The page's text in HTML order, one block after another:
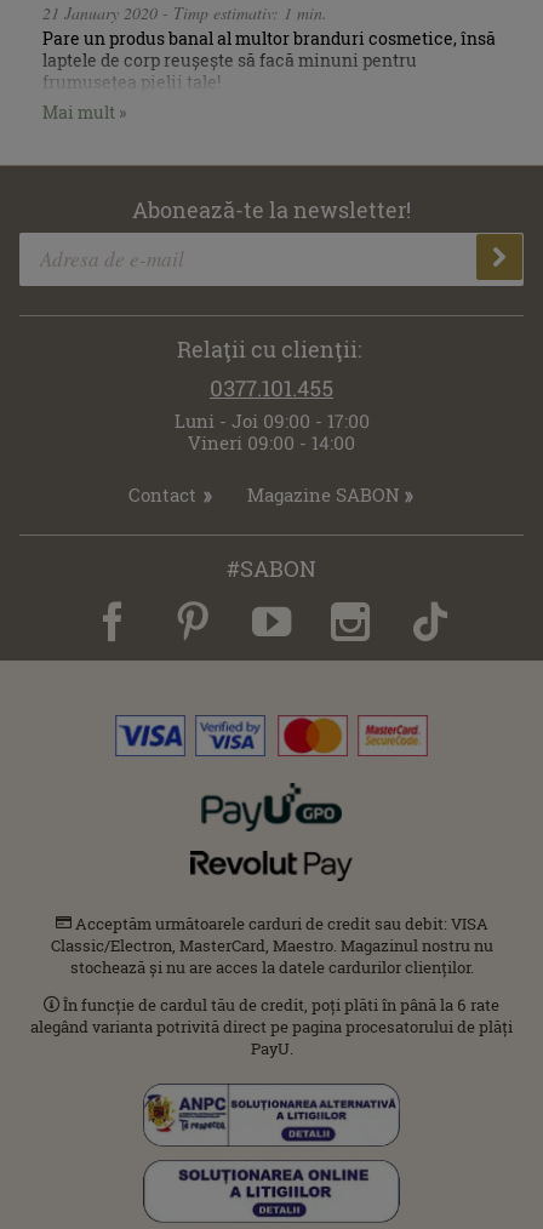
21 January 2020 - Timp estimativ: 1 min.
Pare un produs banal al multor branduri cosmetice, însă
laptele de corp reușește să facă minuni pentru
frumusețea pielii tale!
Mai mult »
Abonează-te la newsletter!
Relaţii cu clienţii:
0377.101.455
Luni - Joi 09:00 - 17:00
Vineri 09:00 - 14:00
Contact Magazine SABON
#SABON
Acceptăm următoarele carduri de credit sau debit: VISA
Classic/Electron, MasterCard, Maestro. Magazinul nostru nu
stochează și nu are acces la datele cardurilor clienților.
În funcție de cardul tău de credit, poți plăti în până la 6 rate
alegând varianta potrivită direct pe pagina procesatorului de plăți
PayU.